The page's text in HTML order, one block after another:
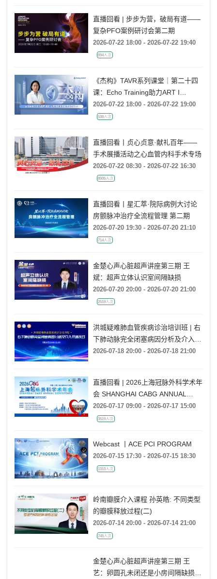
直播回看 | 步步为营，破局有道——
复杂PFO案例研讨会第二期
2026-07-22 18:00 - 2026-07-22 19:40
894人次
《杰构》TAVR系列课堂｜第二十四
课：Echo Training助力ART I
Rebecca T. Hahn教授《主动脉瓣反
流的超声培训：从病理机制到临床诊
2026-07-22 18:00 - 2026-07-22 19:00
538人次
直播回看丨贞心贞意·献礼百年——
手术展播活动之心血管内科手术专场
2026-07-22 08:30 - 2026-07-22 16:30
8005人次
直播回看丨星汇萃·院际病例大讨论
房颤脉冲治疗全流程管理 第二期
2026-07-20 19:30 - 2026-07-20 21:10
714人次
金楚心声心脏超声讲座第三期 王
斌：超声立体认识室间隔缺损
2026-07-20 20:00 - 2026-07-20 21:00
2519人次
洪城疑难肺血管疾病诊治培训班 | 右
下肺动脉完全闭塞病因分析及介入开
通技巧
2026-07-18 20:00 - 2026-07-18 21:00
直播回看 | 2026上海冠脉外科学术年
会 SHANGHAI CABG ANNUAL
CONFERENCE
2026-07-17 09:00 - 2026-07-17 15:00
3519人次
Webcast 丨ACE PCI PROGRAM
2026-07-15 17:30 - 2026-07-15 18:30
1313人次
岭南瓣膜介入课程 孙英皓: 不同类型
的瓣膜释放过程(二)
2026-07-14 20:00 - 2026-07-14 21:00
745人次
金楚心声心脏超声讲座第三期 王
艺：卵圆孔未闭还是小房间隔缺损，